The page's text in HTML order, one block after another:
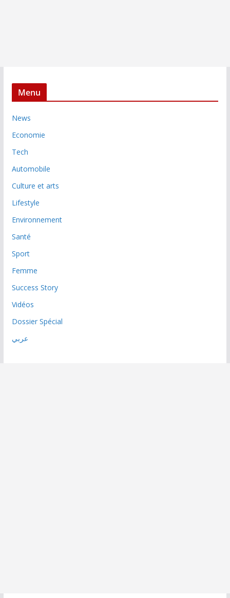
Menu
News
Economie
Tech
Automobile
Culture et arts
Lifestyle
Environnement
Santé
Sport
Femme
Success Story
Vidéos
Dossier Spécial
عربي